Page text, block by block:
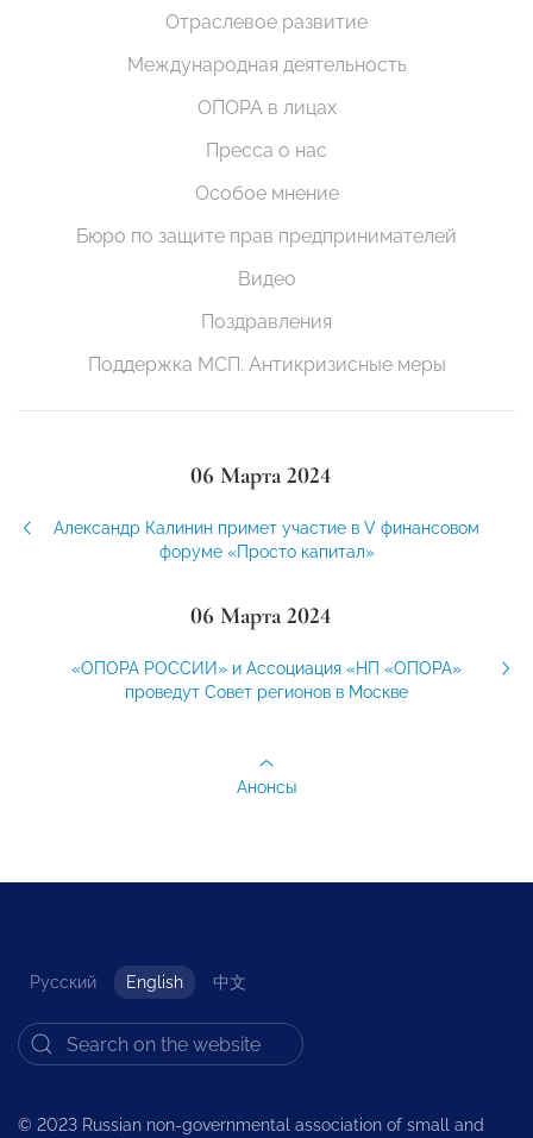
Отраслевое развитие
Международная деятельность
ОПОРА в лицах
Пресса о нас
Особое мнение
Бюро по защите прав предпринимателей
Видео
Поздравления
Поддержка МСП. Антикризисные меры
06 Марта 2024
Александр Калинин примет участие в V финансовом
форуме «Просто капитал»
06 Марта 2024
«ОПОРА РОССИИ» и Ассоциация «НП «ОПОРА»
проведут Совет регионов в Москве
Анонсы
Русский English 中文
© 2023 Russian non-governmental association of small and